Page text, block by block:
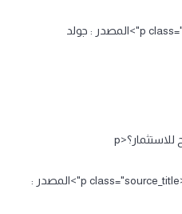
20جرام بيضاوي<p class="source_title">المصدر : جولد
هل المشغولات الذهبية تصلح للاستثمار؟<p
المشغولات الذهبية عيار 14..<p class="source_title">المصدر :